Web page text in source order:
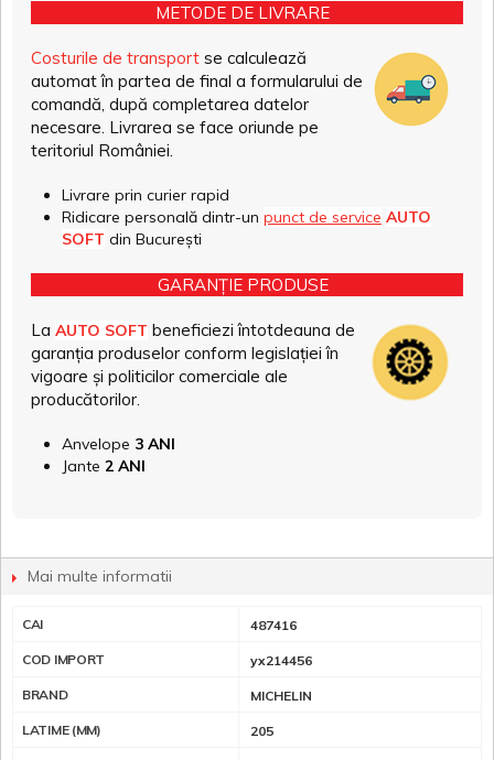
METODE DE LIVRARE
Costurile de transport se calculează
automat în partea de final a formularului de
comandă, după completarea datelor
necesare. Livrarea se face oriunde pe
teritoriul României.
Livrare prin curier rapid
Ridicare personală dintr-un punct de service AUTO
SOFT din București
GARANȚIE PRODUSE
La AUTO SOFT beneficiezi întotdeauna de
garanția produselor conform legislației în
vigoare și politicilor comerciale ale
producătorilor.
Anvelope 3 ANI
Jante 2 ANI
Mai multe informatii
CAI 487416
COD IMPORT yx214456
BRAND MICHELIN
LATIME (MM) 205